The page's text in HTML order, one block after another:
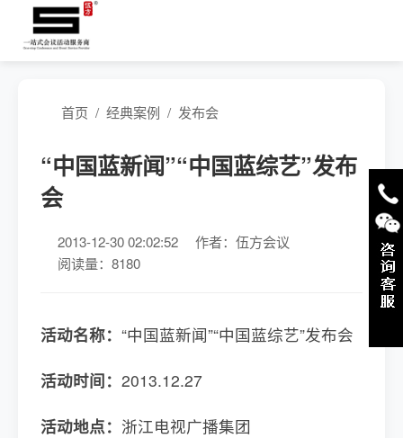
首页 / 经典案例 / 发布会
“中国蓝新闻”“中国蓝综艺”发布
会
2013-12-30 02:02:52
作者：伍方会议
阅读量：8180
活动名称： “中国蓝新闻”“中国蓝综艺”发布会
活动时间： 2013.12.27
活动地点： 浙江电视广播集团